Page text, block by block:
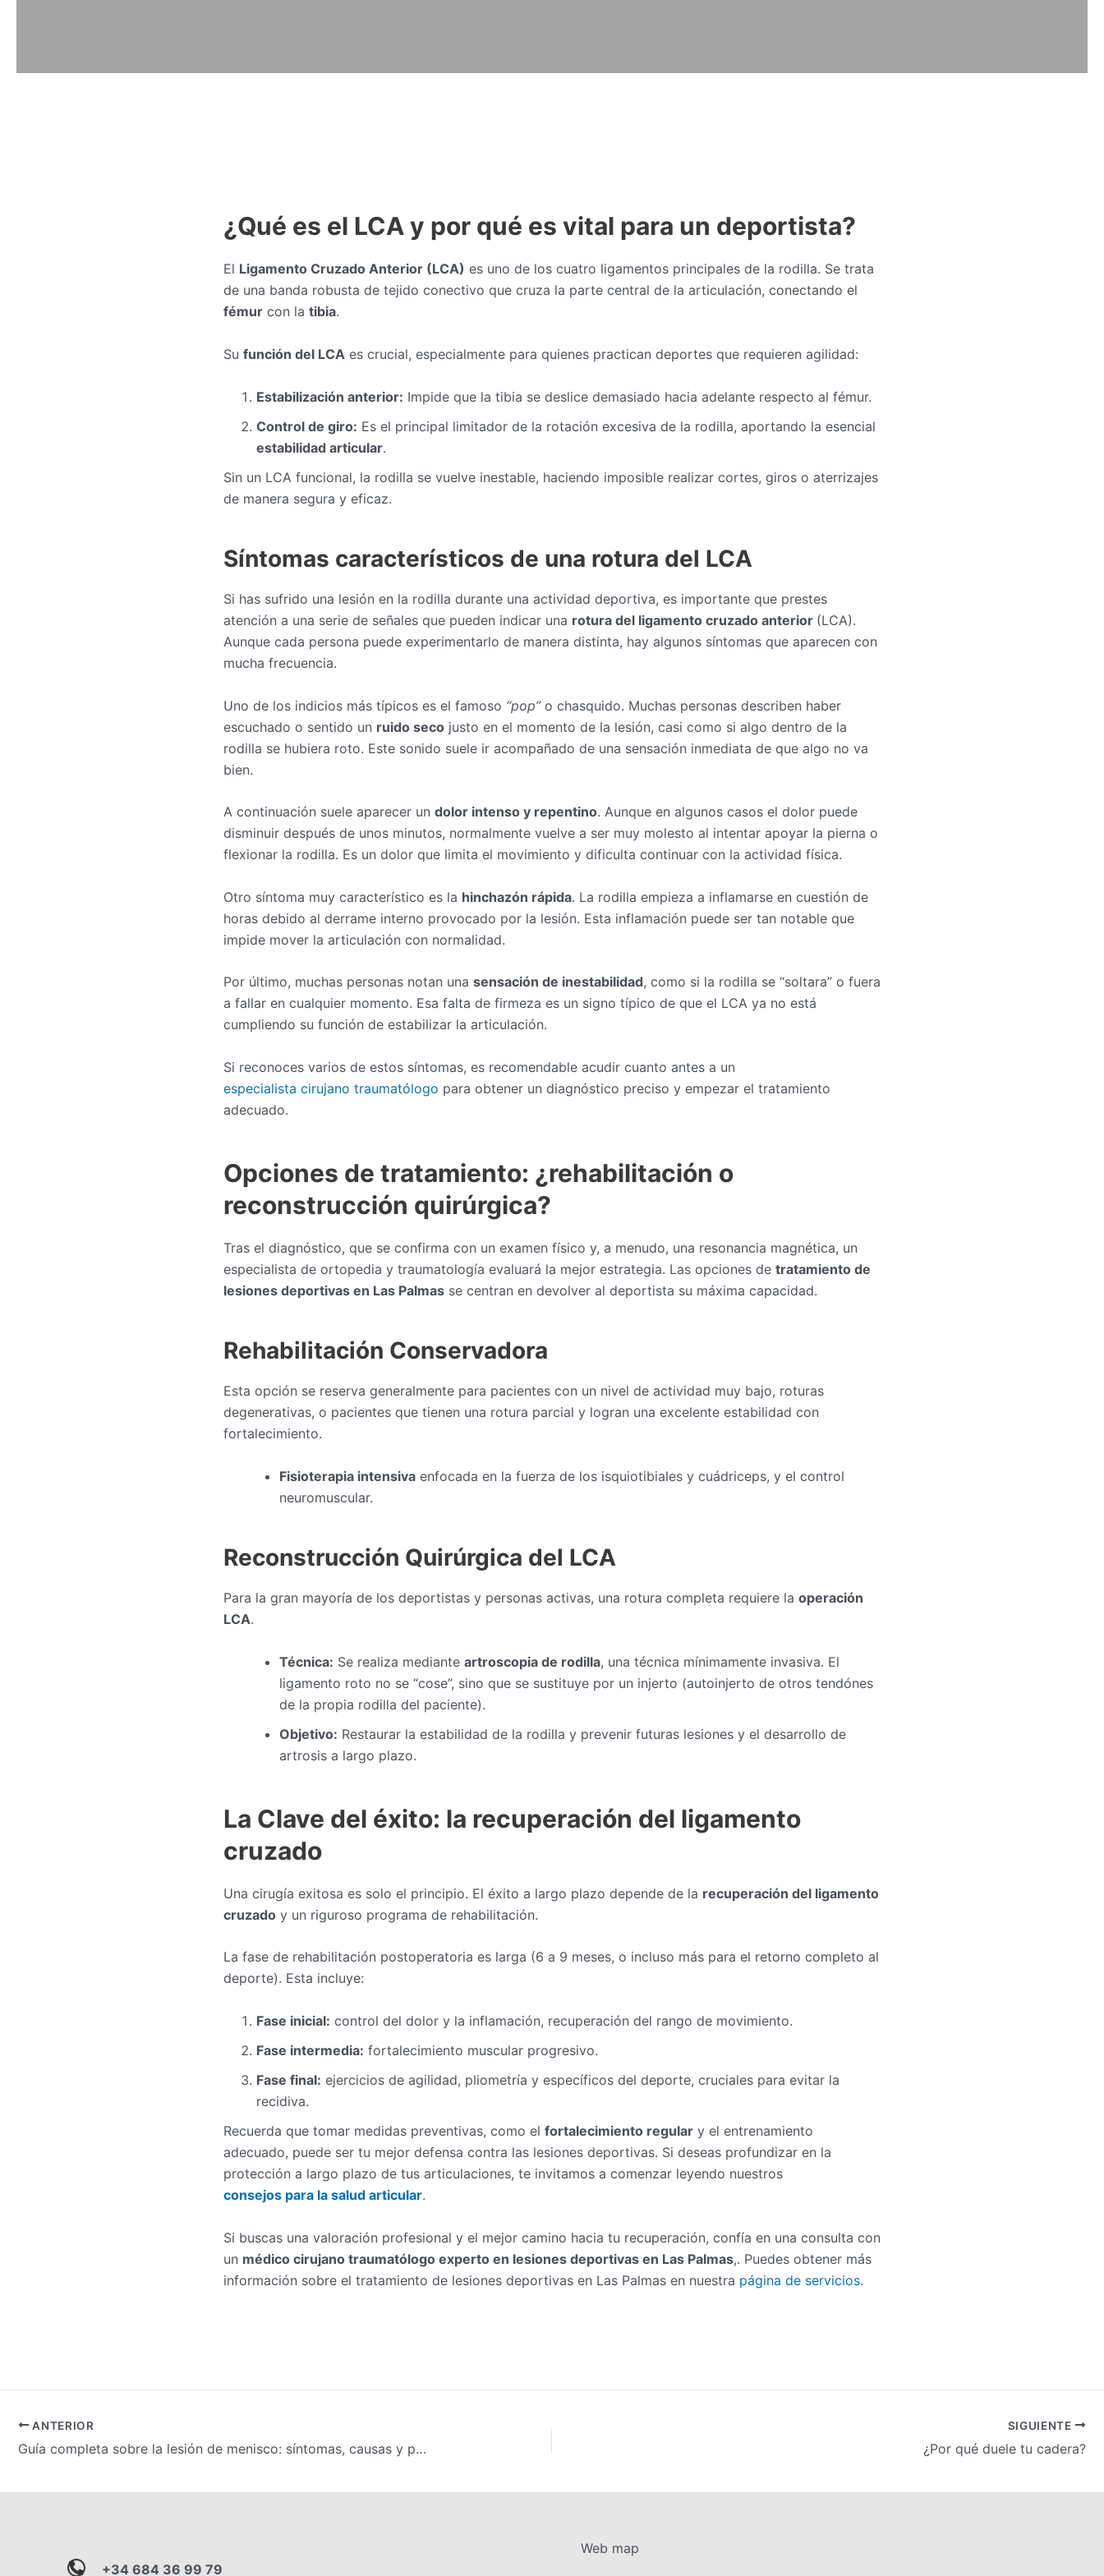
¿Qué es el LCA y por qué es vital para un deportista?
El Ligamento Cruzado Anterior (LCA) es uno de los cuatro ligamentos principales de la rodilla. Se trata
de una banda robusta de tejido conectivo que cruza la parte central de la articulación, conectando el
fémur con la tibia.
Su función del LCA es crucial, especialmente para quienes practican deportes que requieren agilidad:
Estabilización anterior: Impide que la tibia se deslice demasiado hacia adelante respecto al fémur.
Control de giro: Es el principal limitador de la rotación excesiva de la rodilla, aportando la esencial
estabilidad articular.
Sin un LCA funcional, la rodilla se vuelve inestable, haciendo imposible realizar cortes, giros o aterrizajes
de manera segura y eficaz.
Síntomas característicos de una rotura del LCA
Si has sufrido una lesión en la rodilla durante una actividad deportiva, es importante que prestes
atención a una serie de señales que pueden indicar una rotura del ligamento cruzado anterior (LCA).
Aunque cada persona puede experimentarlo de manera distinta, hay algunos síntomas que aparecen con
mucha frecuencia.
Uno de los indicios más típicos es el famoso “pop”o chasquido. Muchas personas describen haber
escuchado o sentido un ruido seco justo en el momento de la lesión, casi como si algo dentro de la
rodilla se hubiera roto. Este sonido suele ir acompañado de una sensación inmediata de que algo no va
bien.
A continuación suele aparecer un dolor intenso y repentino. Aunque en algunos casos el dolor puede
disminuir después de unos minutos, normalmente vuelve a ser muy molesto al intentar apoyar la pierna o
flexionar la rodilla. Es un dolor que limita el movimiento y dificulta continuar con la actividad física.
Otro síntoma muy característico es la hinchazón rápida. La rodilla empieza a inflamarse en cuestión de
horas debido al derrame interno provocado por la lesión. Esta inflamación puede ser tan notable que
impide mover la articulación con normalidad.
Por último, muchas personas notan una sensación de inestabilidad, como si la rodilla se “soltara” o fuera
a fallar en cualquier momento. Esa falta de firmeza es un signo típico de que el LCA ya no está
cumpliendo su función de estabilizar la articulación.
Si reconoces varios de estos síntomas, es recomendable acudir cuanto antes a un
especialista cirujano traumatólogo para obtener un diagnóstico preciso y empezar el tratamiento
adecuado.
Opciones de tratamiento: ¿rehabilitación o
reconstrucción quirúrgica?
Tras el diagnóstico, que se confirma con un examen físico y, a menudo, una resonancia magnética, un
especialista de ortopedia y traumatología evaluará la mejor estrategia. Las opciones de tratamiento de
lesiones deportivas en Las Palmas se centran en devolver al deportista su máxima capacidad.
Rehabilitación Conservadora
Esta opción se reserva generalmente para pacientes con un nivel de actividad muy bajo, roturas
degenerativas, o pacientes que tienen una rotura parcial y logran una excelente estabilidad con
fortalecimiento.
Fisioterapia intensiva enfocada en la fuerza de los isquiotibiales y cuádriceps, y el control
neuromuscular.
Reconstrucción Quirúrgica del LCA
Para la gran mayoría de los deportistas y personas activas, una rotura completa requiere la operación
LCA.
Técnica: Se realiza mediante artroscopia de rodilla, una técnica mínimamente invasiva. El
ligamento roto no se “cose”, sino que se sustituye por un injerto (autoinjerto de otros tendónes
de la propia rodilla del paciente).
Objetivo: Restaurar la estabilidad de la rodilla y prevenir futuras lesiones y el desarrollo de
artrosis a largo plazo.
La Clave del éxito: la recuperación del ligamento
cruzado
Una cirugía exitosa es solo el principio. El éxito a largo plazo depende de la recuperación del ligamento
cruzado y un riguroso programa de rehabilitación.
La fase de rehabilitación postoperatoria es larga (6 a 9 meses, o incluso más para el retorno completo al
deporte). Esta incluye:
Fase inicial: control del dolor y la inflamación, recuperación del rango de movimiento.
Fase intermedia: fortalecimiento muscular progresivo.
Fase final: ejercicios de agilidad, pliometría y específicos del deporte, cruciales para evitar la
recidiva.
Recuerda que tomar medidas preventivas, como el fortalecimiento regular y el entrenamiento
adecuado, puede ser tu mejor defensa contra las lesiones deportivas. Si deseas profundizar en la
protección a largo plazo de tus articulaciones, te invitamos a comenzar leyendo nuestros
consejos para la salud articular.
Si buscas una valoración profesional y el mejor camino hacia tu recuperación, confía en una consulta con
un médico cirujano traumatólogo experto en lesiones deportivas en Las Palmas,. Puedes obtener más
información sobre el tratamiento de lesiones deportivas en Las Palmas en nuestra página de servicios.
Navegación
de
ANTERIOR
Guía completa sobre la lesión de menisco: síntomas, causas y primeros pasos
SIGUIENTE
¿Por qué duele tu cadera?
+34 684 36 99 79
Web map